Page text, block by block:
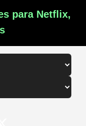
para Netflix,